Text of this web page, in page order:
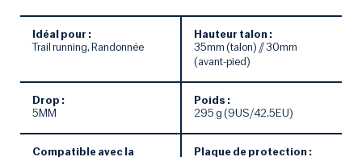
Idéal pour :
Trail running, Randonnée
Hauteur talon :
35mm (talon) // 30mm
(avant-pied)
Drop :
5MM
Poids :
295 g (9US/42.5EU)
Compatible avec la
Plaque de protection :